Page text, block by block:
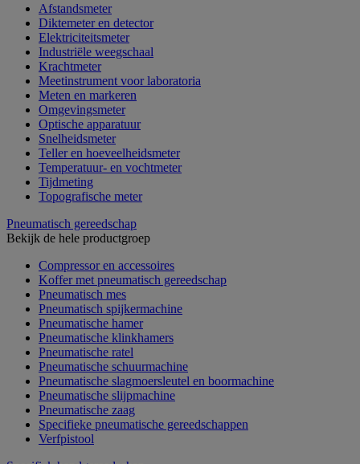
Afstandsmeter
Diktemeter en detector
Elektriciteitsmeter
Industriële weegschaal
Krachtmeter
Meetinstrument voor laboratoria
Meten en markeren
Omgevingsmeter
Optische apparatuur
Snelheidsmeter
Teller en hoeveelheidsmeter
Temperatuur- en vochtmeter
Tijdmeting
Topografische meter
Pneumatisch gereedschap
Bekijk de hele productgroep
Compressor en accessoires
Koffer met pneumatisch gereedschap
Pneumatisch mes
Pneumatisch spijkermachine
Pneumatische hamer
Pneumatische klinkhamers
Pneumatische ratel
Pneumatische schuurmachine
Pneumatische slagmoersleutel en boormachine
Pneumatische slijpmachine
Pneumatische zaag
Specifieke pneumatische gereedschappen
Verfpistool